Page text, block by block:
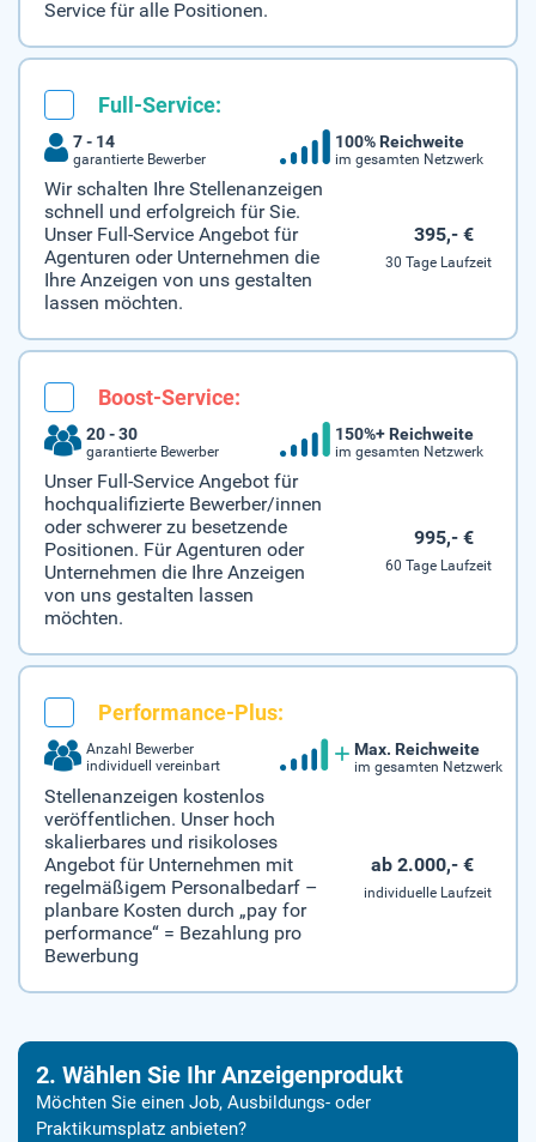
Service für alle Positionen.
Full-Service:
7 - 14
garantierte Bewerber
100% Reichweite
im gesamten Netzwerk
Wir schalten Ihre Stellenanzeigen
schnell und erfolgreich für Sie.
Unser Full-Service Angebot für
Agenturen oder Unternehmen die
Ihre Anzeigen von uns gestalten
lassen möchten.
395,- €
30 Tage Laufzeit
Boost-Service:
20 - 30
garantierte Bewerber
150%+ Reichweite
im gesamten Netzwerk
Unser Full-Service Angebot für
hochqualifizierte Bewerber/innen
oder schwerer zu besetzende
Positionen. Für Agenturen oder
Unternehmen die Ihre Anzeigen
von uns gestalten lassen
möchten.
995,- €
60 Tage Laufzeit
Performance-Plus:
Anzahl Bewerber
individuell vereinbart
Max. Reichweite
im gesamten Netzwerk
Stellenanzeigen kostenlos
veröffentlichen. Unser hoch
skalierbares und risikoloses
Angebot für Unternehmen mit
regelmäßigem Personalbedarf –
planbare Kosten durch „pay for
performance“ = Bezahlung pro
Bewerbung
ab 2.000,- €
individuelle Laufzeit
2. Wählen Sie Ihr Anzeigenprodukt
Möchten Sie einen Job, Ausbildungs- oder
Praktikumsplatz anbieten?